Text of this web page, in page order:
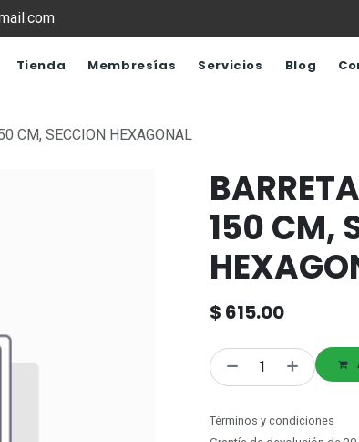
Tienda Membresías Servicios Blog
CM, SECCION HEXAGONAL
150 CM,
$ 615.00
Términos y condiciones